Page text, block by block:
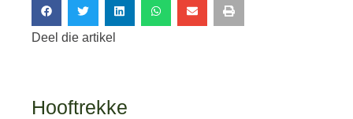
Deel die artikel
Hooftrekke